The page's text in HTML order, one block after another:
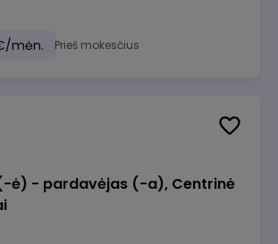
mėn. Prieš mokesčius
ė) - pardavėjas (-a), Centrinė